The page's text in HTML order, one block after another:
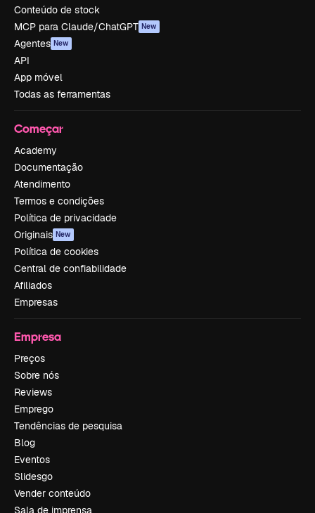
Conteúdo de stock
MCP para Claude/ChatGPT New
Agentes New
API
App móvel
Todas as ferramentas
Começar
Academy
Documentação
Atendimento
Termos e condições
Política de privacidade
Originais New
Política de cookies
Central de confiabilidade
Afiliados
Empresas
Empresa
Preços
Sobre nós
Reviews
Emprego
Tendências de pesquisa
Blog
Eventos
Slidesgo
Vender conteúdo
Sala de imprensa